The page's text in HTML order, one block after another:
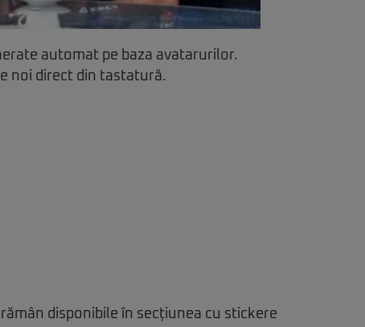
automat pe baza avatarurilor.
noi direct din tastatură.
disponibile în secțiunea cu stickere